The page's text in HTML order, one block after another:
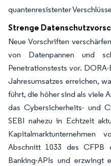
quantenresistenter
Strenge
Neue Vorschriften
von Datenpannen und
Penetrationstests vor.
Jahresumsatzes erreichen,
führt, die höher sind als viele
das Cybersicherheits- und
SEBI nahezu in Echtzeit
Kapitalmarktunternehmen
Abschnitt 1033 des CFPB
Banking-APIs und erzwingt